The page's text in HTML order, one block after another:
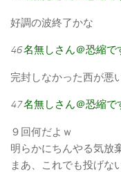
好調の波終了かな
46名無しさん＠恐縮で
完封しなかった西が悪
47名無しさん＠恐縮で
９回何だよｗ
明らかにちんやる気放
まあ、これでも投げな